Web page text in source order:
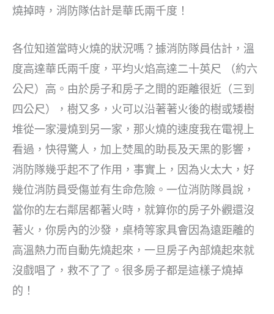
燒掉時，消防隊估計是華氏兩千度！
各位知道當時火燒的狀況嗎？據消防隊員估計，溫
度高達華氏兩千度，平均火焰高達二十英尺 （約六
公尺）高。由於房子和房子之間的距離很近（三到
四公尺），樹又多，火可以沿著著火後的樹或矮樹
堆從一家漫燒到另一家，那火燒的速度我在電視上
看過，快得驚人，加上焚風的助長及天黑的影響，
消防隊幾乎起不了作用，事實上，因為火太大，好
幾位消防員受傷並有生命危險。一位消防隊員說，
當你的左右鄰居都著火時，就算你的房子外觀還沒
著火，你房內的沙發，桌椅等家具會因為遠距離的
高溫熱力而自動先燒起來，一旦房子內部燒起來就
沒戲唱了，救不了了。很多房子都是這樣子燒掉
的！